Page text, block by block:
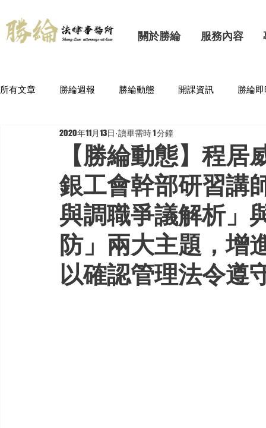
關於勝綸 服務內容
所有文章 勝綸週報 勝綸動態 開課資訊 勝綸
【勝綸動態】程
銀工會幹部研習講
與調職爭議解析」
防」兩大主題，增
以確認管理法令遵
2020年11月13日 讀畢需時 1 分鐘